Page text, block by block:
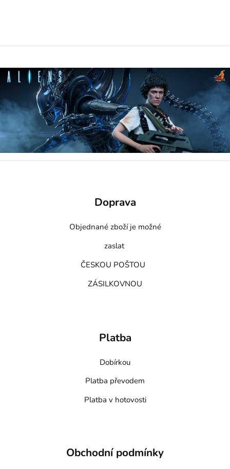
Doprava
Objednané zboží je možné
zaslat
ČESKOU POŠTOU
ZÁSILKOVNOU
Platba
Dobírkou
Platba převodem
Platba v hotovosti
Obchodní podmínky